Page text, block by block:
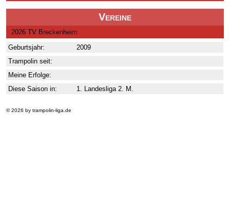
Vereine
2026 TV Breckenheim
Geburtsjahr:
2009
Trampolin seit:
Meine Erfolge:
Diese Saison in:
1. Landesliga 2. M.
© 2026 by trampolin-liga.de